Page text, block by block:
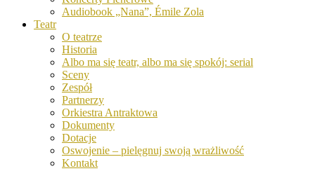
Audiobook „Nana”, Émile Zola
Teatr
O teatrze
Historia
Albo ma się teatr, albo ma się spokój: serial
Sceny
Zespół
Partnerzy
Orkiestra Antraktowa
Dokumenty
Dotacje
Oswojenie – pielęgnuj swoją wrażliwość
Kontakt